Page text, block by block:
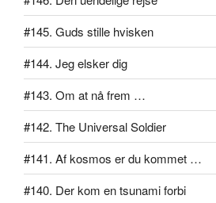
#145. Guds stille hvisken
#144. Jeg elsker dig
#143. Om at nå frem …
#142. The Universal Soldier
#141. Af kosmos er du kommet …
#140. Der kom en tsunami forbi